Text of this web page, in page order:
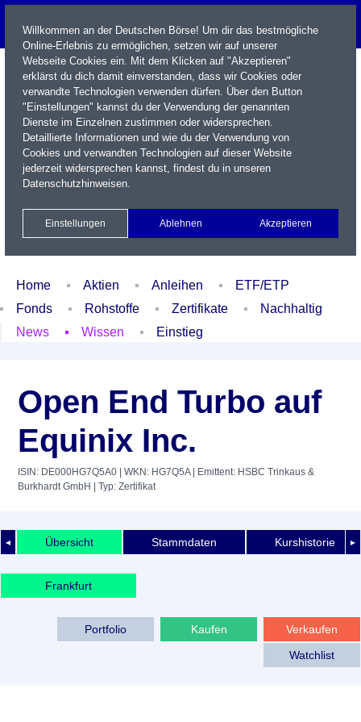
Name / WKN / ISIN / Kürzel
Xetra Realtime
Watchlist Portfolio Login
Home Aktien Anleihen
ETF/ETP
Fonds
Rohstoffe Zertifikate
Nachhaltig
News
Wissen Einstieg
Open End Turbo auf
Equinix Inc.
ISIN: DE000HG7Q5A0 | WKN: HG7Q5A| Emittent: HSBC Trinkaus &
Burkhardt GmbH
| Typ: Zertifikat
◄ ►
Übersicht Stammdaten Kurshistorie
Frankfurt
Verkaufen
Kaufen
Portfolio
Watchlist
Willkommen an der Deutschen Börse! Um dir das bestmögliche
Online-Erlebnis zu ermöglichen, setzen wir auf unserer
Webseite Cookies ein. Mit dem Klicken auf "Akzeptieren"
erklärst du dich damit einverstanden, dass wir Cookies oder
verwandte Technologien verwenden dürfen. Über den Button
"Einstellungen" kannst du der Verwendung der genannten
Dienste im Einzelnen zustimmen oder widersprechen.
Detaillierte Informationen und wie du der Verwendung von
Cookies und verwandten Technologien auf dieser Website
jederzeit widersprechen kannst, findest du in unseren
Datenschutzhinweisen.
Einstellungen Ablehnen Akzeptieren